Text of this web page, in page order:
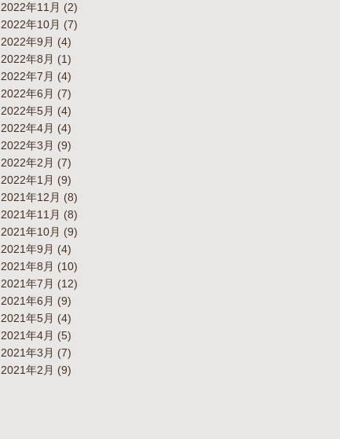
2022年11月 (2)
2022年10月 (7)
2022年9月 (4)
2022年8月 (1)
2022年7月 (4)
2022年6月 (7)
2022年5月 (4)
2022年4月 (4)
2022年3月 (9)
2022年2月 (7)
2022年1月 (9)
2021年12月 (8)
2021年11月 (8)
2021年10月 (9)
2021年9月 (4)
2021年8月 (10)
2021年7月 (12)
2021年6月 (9)
2021年5月 (4)
2021年4月 (5)
2021年3月 (7)
2021年2月 (9)